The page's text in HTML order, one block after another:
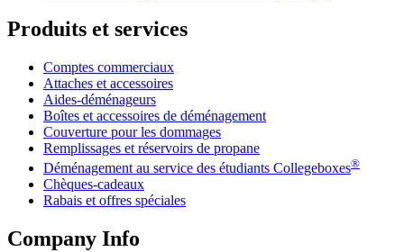
Produits et services
Comptes commerciaux
Attaches et accessoires
Aides-déménageurs
Boîtes et accessoires de déménagement
Couverture pour les dommages
Remplissages et réservoirs de propane
Déménagement au service des étudiants Collegeboxes®
Chèques-cadeaux
Rabais et offres spéciales
Company Info